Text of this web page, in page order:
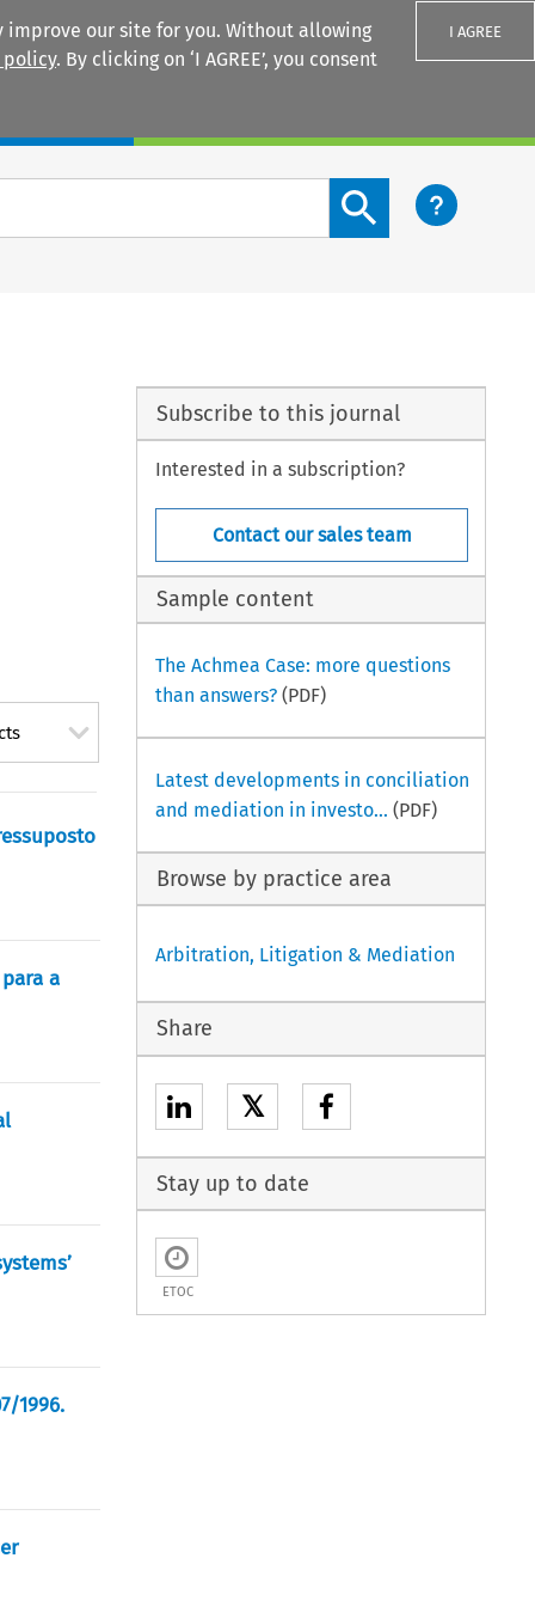
our site for you. Without allowing
policy. By clicking on ‘I AGREE’, you consent
I AGREE
Search content button
a
1996.
Subscribe to this journal
Interested in a subscription?
Contact our sales team
Sample content
The Achmea Case: more questions
than answers?(PDF)
Latest developments in conciliation
and mediation in investo... (PDF)
Browse by practice area
Arbitration, Litigation & Mediation
Share
𝕏
Stay up to date
ETOC